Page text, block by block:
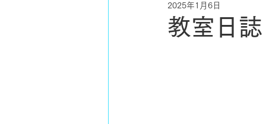
教室日誌
2025年1月6日